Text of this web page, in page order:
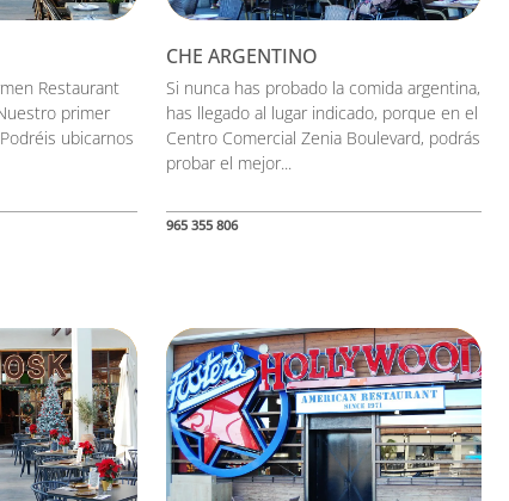
Restaurant
primer
ubicarnos
CHE ARGENTINO
Si nunca has probado la comida argentina,
has llegado al lugar indicado, porque en el
Centro Comercial Zenia Boulevard, podrás
probar el mejor...
965 355 806